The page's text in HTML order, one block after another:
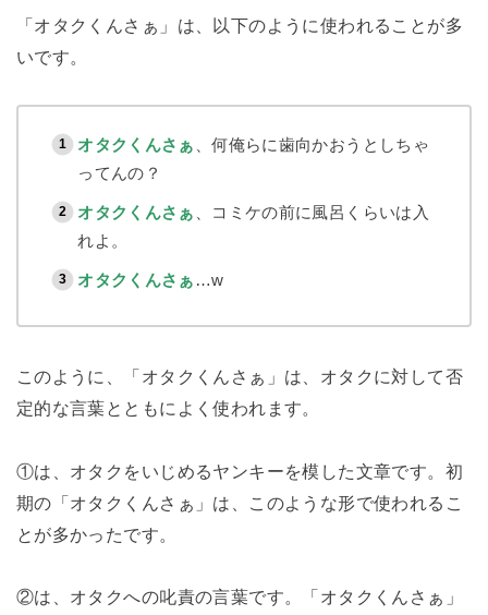
「オタクくんさぁ」は、以下のように使われることが多
いです。
オタクくんさぁ
、何俺らに歯向かおうとしちゃ
ってんの？
オタクくんさぁ
、コミケの前に風呂くらいは入
れよ。
オタクくんさぁ …w
このように、「オタクくんさぁ」は、オタクに対して否
定的な言葉とともによく使われます。
①は、オタクをいじめるヤンキーを模した文章です。初
期の「オタクくんさぁ」は、このような形で使われるこ
とが多かったです。
②は、オタクへの叱責の言葉です。「オタクくんさぁ」